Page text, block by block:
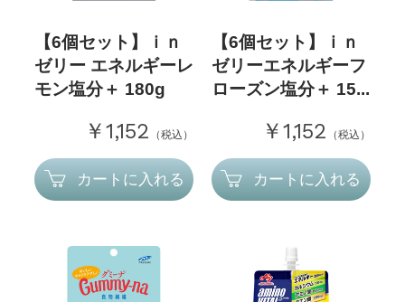
【6個セット】ｉｎ
ゼリー エネルギーレ
モン塩分＋ 180g
￥1,152 （税込）
カートに入れる
【6個セット】ｉｎ
ゼリーエネルギーフ
ローズン塩分＋ 15...
￥1,152 （税込）
カートに入れる